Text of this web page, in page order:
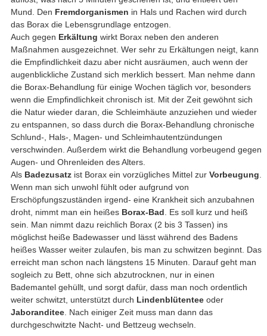
Mund. Den Fremdorganismen in Hals und Rachen wird durch
das Borax die Lebensgrundlage entzogen.
Auch gegen Erkältung wirkt Borax neben den anderen
Maßnahmen ausgezeichnet. Wer sehr zu Erkältungen neigt, kann
die Empfindlichkeit dazu aber nicht ausräumen, auch wenn der
augenblickliche Zustand sich merklich bessert. Man nehme dann
die Borax-Behandlung für einige Wochen täglich vor, besonders
wenn die Empfindlichkeit chronisch ist. Mit der Zeit gewöhnt sich
die Natur wieder daran, die Schleimhäute anzuziehen und wieder
zu entspannen, so dass durch die Borax-Behandlung chronische
Schlund-, Hals-, Magen- und Schleimhautentzündungen
verschwinden. Außerdem wirkt die Behandlung vorbeugend gegen
Augen- und Ohrenleiden des Alters.
Als Badezusatzist Borax ein vorzügliches Mittel zur Vorbeugung.
Wenn man sich unwohl fühlt oder aufgrund von
Erschöpfungszuständen irgend- eine Krankheit sich anzubahnen
droht, nimmt man ein heißes Borax-Bad. Es soll kurz und heiß
sein. Man nimmt dazu reichlich Borax (2 bis 3 Tassen) ins
möglichst heiße Badewasser und lässt während des Badens
heißes Wasser weiter zulaufen, bis man zu schwitzen beginnt. Das
erreicht man schon nach längstens 15 Minuten. Darauf geht man
sogleich zu Bett, ohne sich abzutrocknen, nur in einen
Bademantel gehüllt, und sorgt dafür, dass man noch ordentlich
weiter schwitzt, unterstützt durch Lindenblütenteeoder
Jaboranditee. Nach einiger Zeit muss man dann das
durchgeschwitzte Nacht- und Bettzeug wechseln.